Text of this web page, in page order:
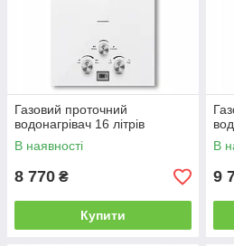
Газовий проточний
водонагрівач 16 літрів
В наявності
8 770 ₴
Купити
В
9